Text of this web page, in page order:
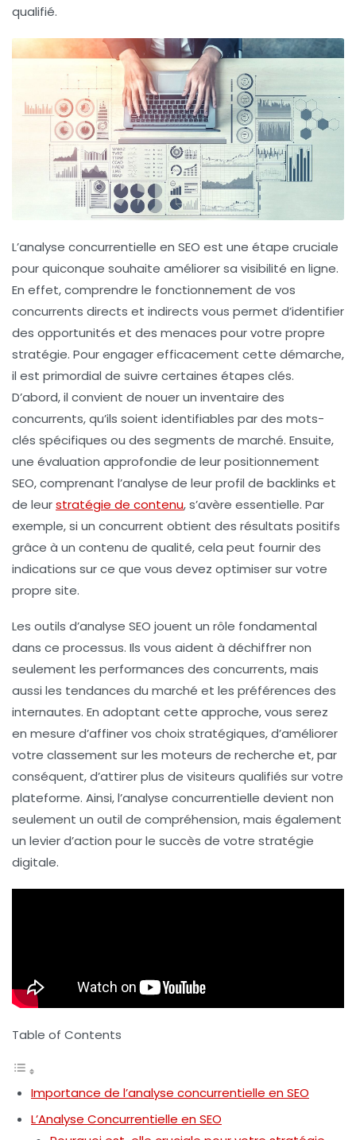
qualifié.
L’analyse concurrentielle en SEO est une étape cruciale
pour quiconque souhaite améliorer sa visibilité en ligne.
En effet, comprendre le fonctionnement de vos
concurrents directs et indirects vous permet d’identifier
des opportunités et des menaces pour votre propre
stratégie. Pour engager efficacement cette démarche,
il est primordial de suivre certaines étapes clés.
D’abord, il convient de nouer un inventaire des
concurrents, qu’ils soient identifiables par des mots-
clés spécifiques ou des segments de marché. Ensuite,
une évaluation approfondie de leur positionnement
SEO, comprenant l’analyse de leur profil de backlinks et
de leurstratégie de contenu, s’avère essentielle. Par
exemple, si un concurrent obtient des résultats positifs
grâce à un contenu de qualité, cela peut fournir des
indications sur ce que vous devez optimiser sur votre
propre site.
Les outils d’analyse SEO jouent un rôle fondamental
dans ce processus. Ils vous aident à déchiffrer non
seulement les performances des concurrents, mais
aussi les tendances du marché et les préférences des
internautes. En adoptant cette approche, vous serez
en mesure d’affiner vos choix stratégiques, d’améliorer
votre classement sur les moteurs de recherche et, par
conséquent, d’attirer plus de visiteurs qualifiés sur votre
plateforme. Ainsi, l’analyse concurrentielle devient non
seulement un outil de compréhension, mais également
un levier d’action pour le succès de votre stratégie
digitale.
Table of Contents
Importance de l’analyse concurrentielle en SEO
L’Analyse Concurrentielle en SEO